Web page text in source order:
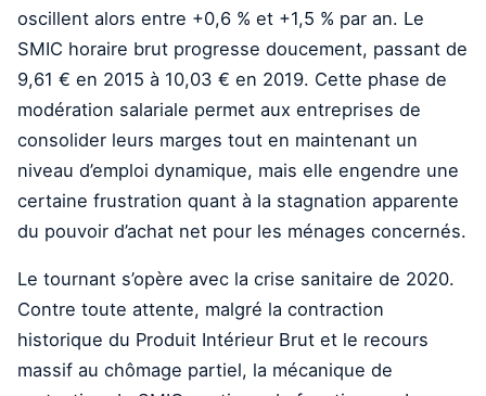
oscillent alors entre +0,6 % et +1,5 % par an. Le
SMIC horaire brut progresse doucement, passant de
9,61 € en 2015 à 10,03 € en 2019. Cette phase de
modération salariale permet aux entreprises de
consolider leurs marges tout en maintenant un
niveau d’emploi dynamique, mais elle engendre une
certaine frustration quant à la stagnation apparente
du pouvoir d’achat net pour les ménages concernés.
Le tournant s’opère avec la crise sanitaire de 2020.
Contre toute attente, malgré la contraction
historique du Produit Intérieur Brut et le recours
massif au chômage partiel, la mécanique de